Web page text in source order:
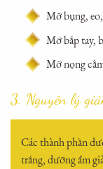
Mỡ bụng,
Mỡ bắp tay,
Mỡ nọng
3. Nguyên lý
Các thành phần
trắng, dưỡng ẩm